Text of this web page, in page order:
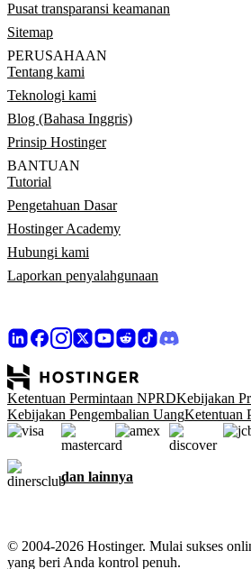
Pusat transparansi keamanan
Sitemap
PERUSAHAAN
Tentang kami
Teknologi kami
Blog (Bahasa Inggris)
Prinsip Hostinger
BANTUAN
Tutorial
Pengetahuan Dasar
Hostinger Academy
Hubungi kami
Laporkan penyalahgunaan
Ketentuan Permintaan NPRDKebijakan
Kebijakan Pengembalian UangKetentuan
dan lainnya
© 2004-2026 Hostinger. Mulai sukses
yang beri Anda kontrol penuh.